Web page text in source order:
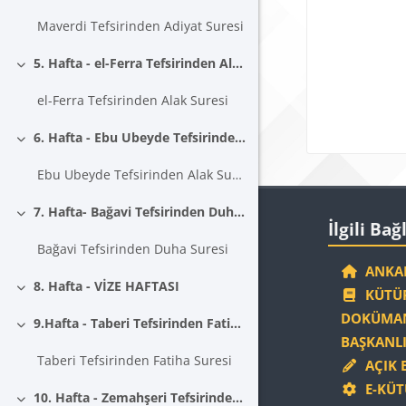
Maverdi Tefsirinden Adiyat Suresi
Daralt
5. Hafta - el-Ferra Tefsirinden Alak Suresi
el-Ferra Tefsirinden Alak Suresi
Daralt
6. Hafta - Ebu Ubeyde Tefsirinden Alak Suresi
Ebu Ubeyde Tefsirinden Alak Suresi
Daralt
7. Hafta- Bağavi Tefsirinden Duha Suresi
Bağavi Tefsirinden Duha Suresi
Daralt
8. Hafta - VİZE HAFTASI
Daralt
9.Hafta - Taberi Tefsirinden Fatiha Suresi
Taberi Tefsirinden Fatiha Suresi
10. Hafta - Zemahşeri Tefsirinden Kevser Suresi
İlgili
AÇIK
E-